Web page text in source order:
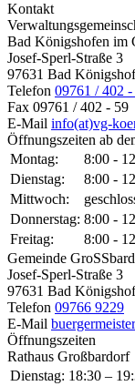
Kontakt
Bad Königshofen im
Josef-Sperl-Straße 3
97631 Bad
Telefon 09761 / 402 -
Fax 09761 / 402 - 59
E-Mail info(at)vg-
Öffnungszeiten ab
Montag:
8:00 -
Dienstag:
8:00 -
Mittwoch:
Donnerstag: 8:00 -
Freitag:
8:00 -
Gemeinde
Josef-Sperl-Straße 3
97631 Bad
Telefon 09766 9229
E-Mail
Öffnungszeiten
Rathaus Großbardorf
Dienstag: 18:30 –